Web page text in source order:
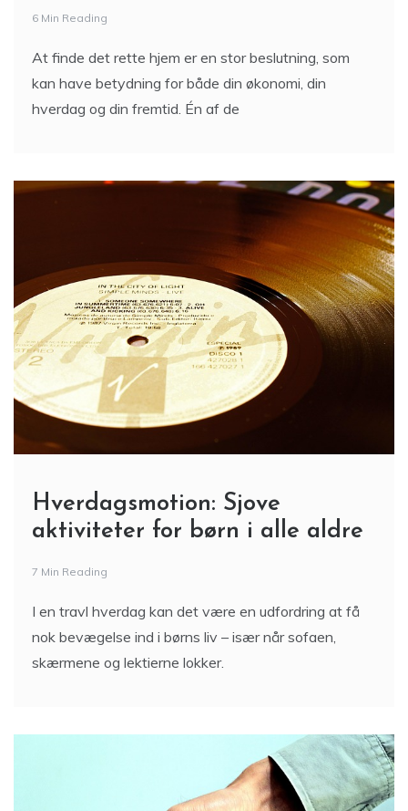
6 Min Reading
At finde det rette hjem er en stor beslutning, som
kan have betydning for både din økonomi, din
hverdag og din fremtid. Én af de
Hverdagsmotion: Sjove
aktiviteter for børn i alle aldre
7 Min Reading
I en travl hverdag kan det være en udfordring at få
nok bevægelse ind i børns liv – især når sofaen,
skærmene og lektierne lokker.